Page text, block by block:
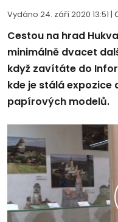
Vydáno 24. září 2020 13:51 |
Cestou na hrad
minimálně dvacet
když zavítáte do
kde je stálá
papírových modelů.